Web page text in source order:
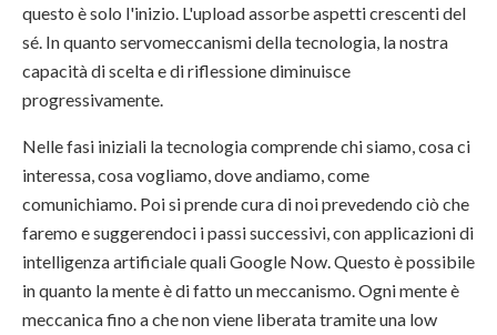
questo è solo l'inizio. L'upload assorbe aspetti crescenti del
sé. In quanto servomeccanismi della tecnologia, la nostra
capacità di scelta e di riflessione diminuisce
progressivamente.
Nelle fasi iniziali la tecnologia comprende chi siamo, cosa ci
interessa, cosa vogliamo, dove andiamo, come
comunichiamo. Poi si prende cura di noi prevedendo ciò che
faremo e suggerendoci i passi successivi, con applicazioni di
intelligenza artificiale quali Google Now. Questo è possibile
in quanto la mente è di fatto un meccanismo. Ogni mente è
meccanica fino a che non viene liberata tramite una low